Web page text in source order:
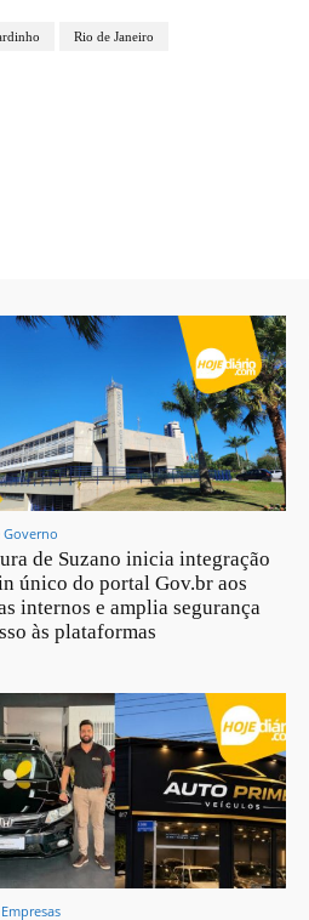
Rio de Janeiro
Governo
de Suzano inicia integração
único do portal Gov.br aos
internos e amplia segurança
às plataformas